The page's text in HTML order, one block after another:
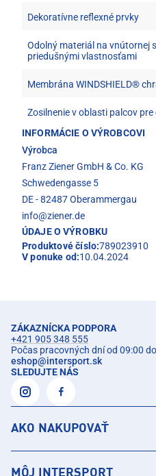
Dekoratívne reflexné prvky
Odolný materiál na vnútornej
priedušnými vlastnosťami
Membrána WINDSHIELD®
Zosilnenie v oblasti palcov
INFORMÁCIE O VÝROBCOVI
Výrobca
Franz Ziener GmbH & Co. KG
Schwedengasse 5
DE - 82487 Oberammergau
info@ziener.de
ÚDAJE O VÝROBKU
Produktové číslo:789023910
V ponuke od:10.04.2024
ZÁKAZNÍCKA PODPORA
+421 905 348 555
Počas pracovných dní od 09:00
eshop@intersport.sk
SLEDUJTE NÁS
AKO NAKUPOVAŤ